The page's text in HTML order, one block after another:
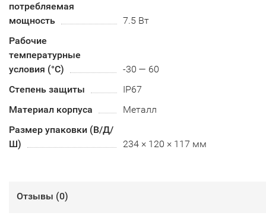
потребляемая
мощность
7.5 Вт
Рабочие
температурные
условия (°С)
-30 — 60
Степень защиты
IP67
Материал корпуса
Металл
Размер упаковки (В/Д/
Ш)
234 × 120 × 117 мм
Отзывы (0)